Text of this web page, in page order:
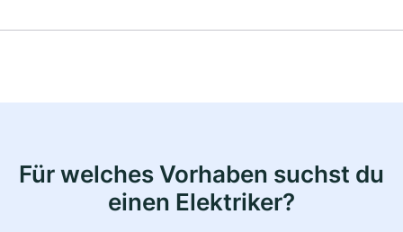
Für welches Vorhaben suchst du
einen Elektriker?